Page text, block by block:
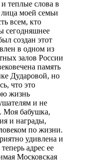
теплые слова в
моей семьи
всем, кто
сегодняшнее
создан этот
в одном из
залов России
память
Дударовой, но
что это
жизнь
и не
Моя бабушка,
и награды,
по жизни.
удивлена и
адрес ее
Московская